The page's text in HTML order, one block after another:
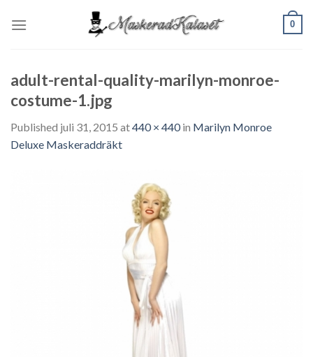
0
adult-rental-quality-marilyn-monroe-
costume-1.jpg
Published juli 31, 2015 at440 × 440in Marilyn Monroe
Deluxe Maskeraddräkt